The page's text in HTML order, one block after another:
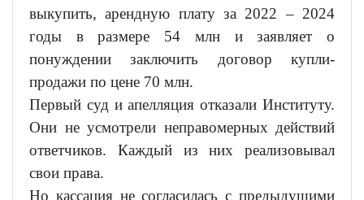
выкупить, арендную плату за 2022 – 2024
годы в размере 54 млн и заявляет о
понуждении заключить договор купли-
продажи по цене 70 млн.
Первый суд и апелляция отказали Институту.
Они не усмотрели неправомерных действий
ответчиков. Каждый из них реализовывал
свои права.
Но кассация не согласилась с предыдущими